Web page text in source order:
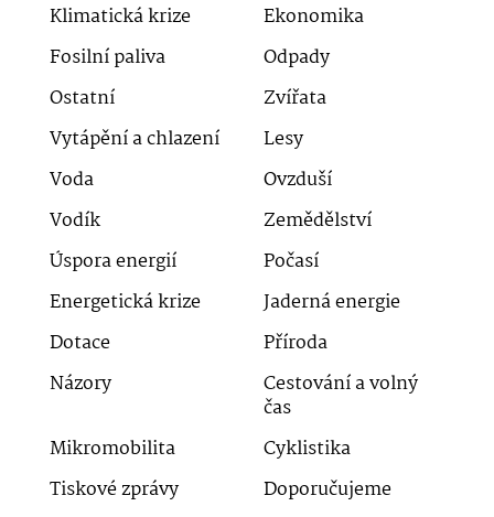
Klimatická krize
Ekonomika
Fosilní paliva
Odpady
Ostatní
Zvířata
Vytápění a chlazení
Lesy
Voda
Ovzduší
Vodík
Zemědělství
Úspora energií
Počasí
Energetická krize
Jaderná energie
Dotace
Příroda
Názory
Cestování a volný
čas
Mikromobilita
Cyklistika
Tiskové zprávy
Doporučujeme